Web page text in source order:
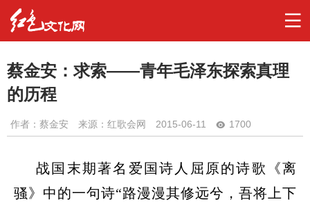
蔡金安：求索——青年毛泽东探索真理
的历程
作者： 蔡金安 来源：红歌会网 2015-06-11 1700
战国末期著名爱国诗人屈原的诗歌《离
骚》中的一句诗“路漫漫其修远兮，吾将上下